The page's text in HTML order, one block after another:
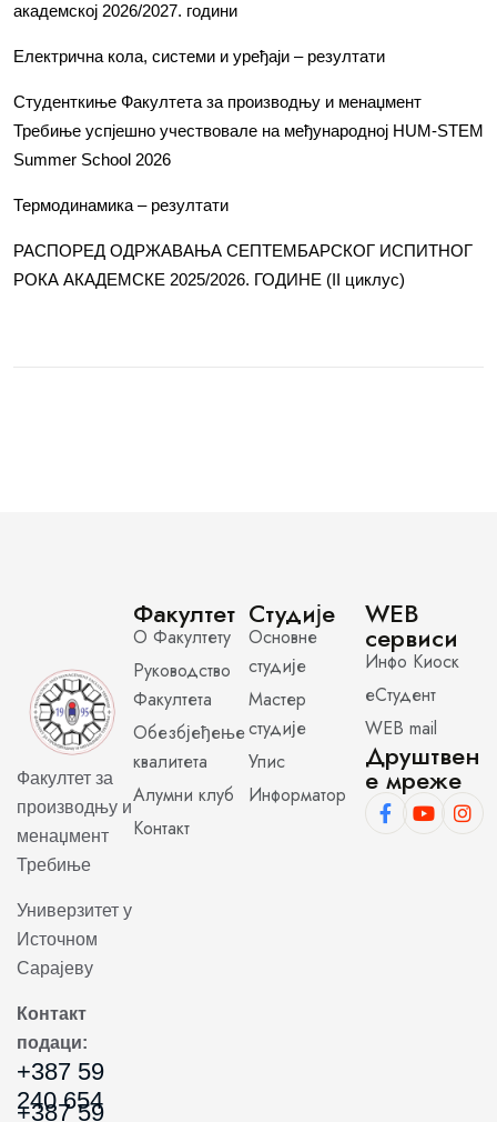
академској 2026/2027. години
Електрична кола, системи и уређаји – резултати
Студенткиње Факултета за производњу и менаџмент
Требиње успјешно учествовале на међународној HUM-STEM
Summer School 2026
Термодинамика – резултати
РАСПОРЕД ОДРЖАВАЊА СЕПТЕМБАРСКОГ ИСПИТНОГ
РОКА АКАДЕМСКЕ 2025/2026. ГОДИНЕ (II циклус)
Факултет за
производњу и
менаџмент
Требиње
Универзитет у
Источном
Сарајеву
Контакт
подаци:
+387 59
240 654
+387 59
Факултет
О Факултету
Руководство
Факултета
Обезбјеђење
квалитета
Алумни клуб
Контакт
Студије
Основне
студије
Мастер
студије
Упис
Информатор
WEB
сервиси
Инфо Киоск
еСтудент
WEB mail
Друштвен
е мреже